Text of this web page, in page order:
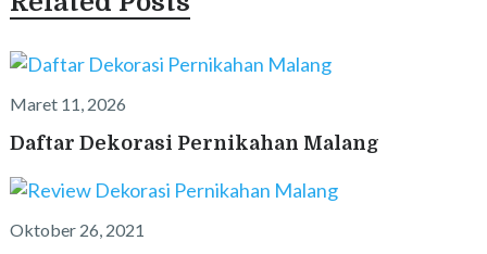
Maret 11, 2026
Daftar Dekorasi Pernikahan Malang
Oktober 26, 2021